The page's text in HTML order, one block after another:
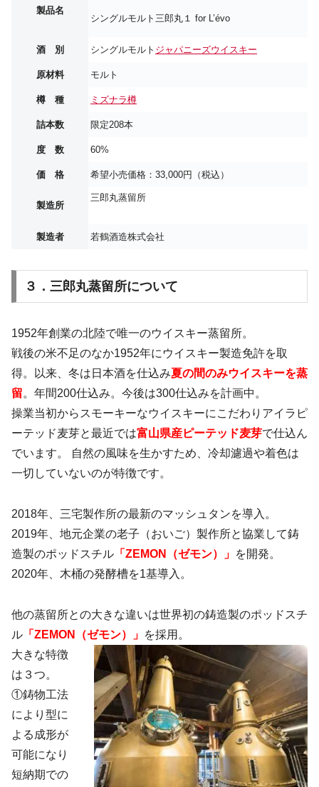
製品名
シングルモルト三郎丸１ for L’évo
酒 別 シングルモルト ジャパニーズウイスキー
原材料 モルト
樽 種 ミズナラ樽
詰本数 限定208本
度 数 60%
価 格 希望小売価格：33,000円（税込）
製造所
三郎丸蒸留所
製造者 若鶴酒造株式会社
３．三郎丸蒸留所について
1952年創業の北陸で唯一のウイスキー蒸留所。
戦後の米不足のなか1952年にウイスキー製造免許を取
得。以来、冬は日本酒を仕込み夏の間のみウイスキーを蒸
留。年間200仕込み。今後は300仕込みを計画中。
操業当初からスモーキーなウイスキーにこだわりアイラピ
ーテッド麦芽と最近では富山県産ピーテッド麦芽で仕込ん
でいます。 自然の風味を生かすため、冷却濾過や着色は
一切していないのが特徴です。
2018年、三宅製作所の最新のマッシュタンを導入。
2019年、地元企業の老子（おいご）製作所と協業して鋳
造製のポッドスチル 「ZEMON（ゼモン）」 を開発。
2020年、木桶の発酵槽を1基導入。
他の蒸留所との大きな違いは世界初の鋳造製のポッドスチ
ル 「ZEMON（ゼモン）」 を採用。
大きな特徴
は３つ。
①鋳物工法
により型に
よる成形が
可能になり
短納期での